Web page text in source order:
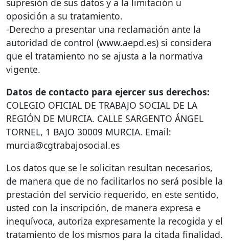
supresión de sus datos y a la limitación u
oposición a su tratamiento.
-Derecho a presentar una reclamación ante la
autoridad de control (www.aepd.es) si considera
que el tratamiento no se ajusta a la normativa
vigente.
Datos de contacto para ejercer sus derechos:
COLEGIO OFICIAL DE TRABAJO SOCIAL DE LA
REGIÓN DE MURCIA. CALLE SARGENTO ÁNGEL
TORNEL, 1 BAJO 30009 MURCIA. Email:
murcia@cgtrabajosocial.es
Los datos que se le solicitan resultan necesarios,
de manera que de no facilitarlos no será posible la
prestación del servicio requerido, en este sentido,
usted con la inscripción, de manera expresa e
inequívoca, autoriza expresamente la recogida y el
tratamiento de los mismos para la citada finalidad.